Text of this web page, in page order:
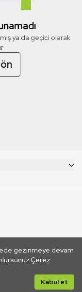
ya da geçici olarak
gezinmeye devam
Çerez
Kabul et
yoluyla gidilen dış